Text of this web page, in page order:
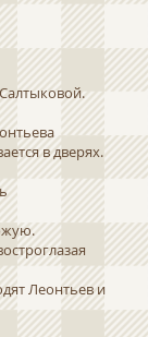
в дверях.
Леонтьев и